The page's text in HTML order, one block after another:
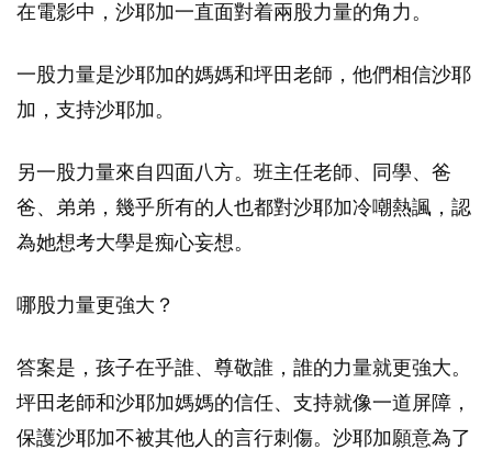
在電影中，沙耶加一直面對着兩股力量的角力。
一股力量是沙耶加的媽媽和坪田老師，他們相信沙耶
加，支持沙耶加。
另一股力量來自四面八方。班主任老師、同學、爸
爸、弟弟，幾乎所有的人也都對沙耶加冷嘲熱諷，認
為她想考大學是痴心妄想。
哪股力量更強大？
答案是，孩子在乎誰、尊敬誰，誰的力量就更強大。
坪田老師和沙耶加媽媽的信任、支持就像一道屏障，
保護沙耶加不被其他人的言行刺傷。沙耶加願意為了